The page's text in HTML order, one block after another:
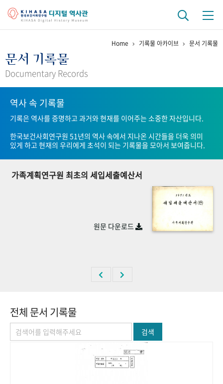
걸어온 길 기관 변천사
연구 역사
정책과 연구 키워드로 보는 연구 역사
연구자들
기록물 아카이브
사진 아카이브 문서 기록물 행정박물
숫자로 보는 50년 50+1주년 광장
Home 기록물 아카이브 문서 기록물
문서 기록물
Documentary Records
역사 속 기록물
기록은 역사를 증명하고 과거와 현재를 이어주는 소중한 자산입니다.
한국보건사회연구원 51년의 역사 속에서 지나온 시간들을 더욱 의미
있게 하고 현재의 우리에게 초석이 되는 기록물을 모아서 보여줍니다.
가족계획연구원 최초의 세입세출예산서
원문 다운로드
전체 문서 기록물
검색